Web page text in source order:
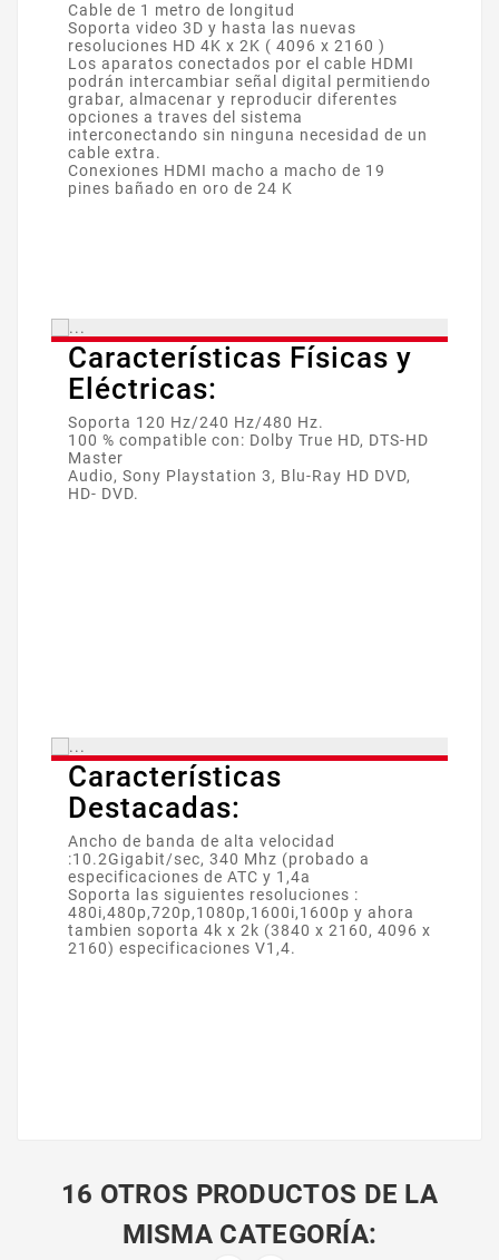
Cable de 1 metro de longitud
Soporta video 3D y hasta las nuevas
resoluciones HD 4K x 2K ( 4096 x 2160 )
Los aparatos conectados por el cable HDMI
podrán intercambiar señal digital permitiendo
grabar, almacenar y reproducir diferentes
opciones a traves del sistema
interconectando sin ninguna necesidad de un
cable extra.
Conexiones HDMI macho a macho de 19
pines bañado en oro de 24 K
Características Físicas y
Eléctricas:
Soporta 120 Hz/240 Hz/480 Hz.
100 % compatible con: Dolby True HD, DTS-HD
Master
Audio, Sony Playstation 3, Blu-Ray HD DVD,
HD- DVD.
Características
Destacadas:
Ancho de banda de alta velocidad
:10.2Gigabit/sec, 340 Mhz (probado a
especificaciones de ATC y 1,4a
Soporta las siguientes resoluciones :
480i,480p,720p,1080p,1600i,1600p y ahora
tambien soporta 4k x 2k (3840 x 2160, 4096 x
2160) especificaciones V1,4.
16 OTROS PRODUCTOS DE LA
MISMA CATEGORÍA: